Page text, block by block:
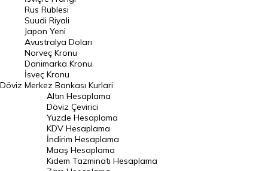
Riyal Kuru
Avustralya Doları
Danimarka Kronu Kuru
Kanada Doları Kuru
Norveç Kronu Kuru
İsveç Kronu Kuru
Japon Yeni Kuru
Serbest Piyasa Döviz Kurları
Merkez Bankası Döviz Kurları
Döviz
Rus Rublesi
Suudi Riyali
Japon Yeni
Avustralya Doları
Norveç Kronu
Danimarka Kronu
İsveç Kronu
Merkez Bankası Kurlari
Altın Hesaplama
Döviz Çevirici
Yüzde Hesaplama
KDV Hesaplama
İndirim Hesaplama
Maaş Hesaplama
Kıdem Tazminatı Hesaplama